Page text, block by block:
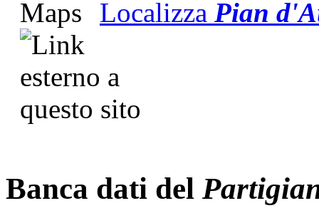
Localizza Pian
Banca dati del